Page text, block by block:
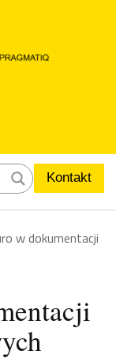
Kontakt
w dokumentacji